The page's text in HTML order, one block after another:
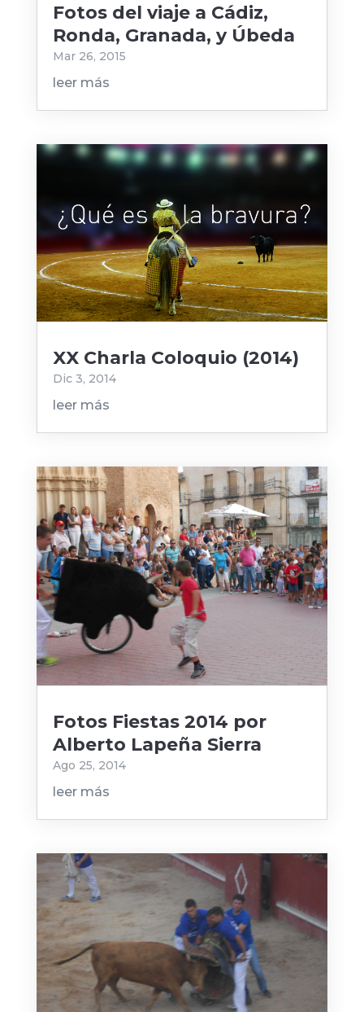
Fotos del viaje a Cádiz,
Ronda, Granada, y Úbeda
Mar 26, 2015
leer más
XX Charla Coloquio (2014)
Dic 3, 2014
leer más
Fotos Fiestas 2014 por
Alberto Lapeña Sierra
Ago 25, 2014
leer más